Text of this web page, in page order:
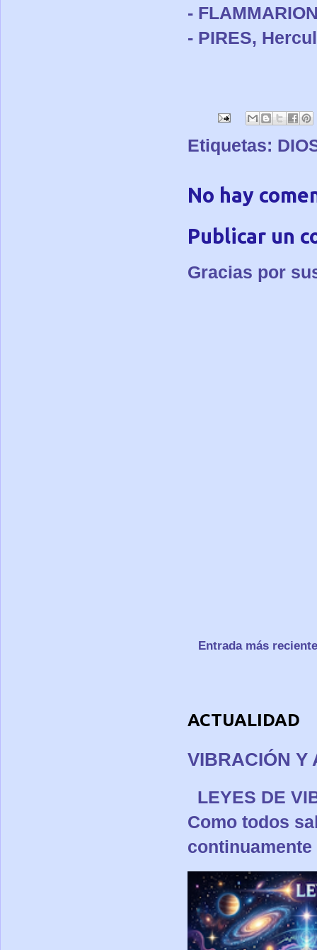
-
- PIRES,
Etiquetas:
No hay
Publicar un
Gracias por
Entrada más reciente
ACTUALIDAD
VIBRACIÓN Y
LEYES
Como todos